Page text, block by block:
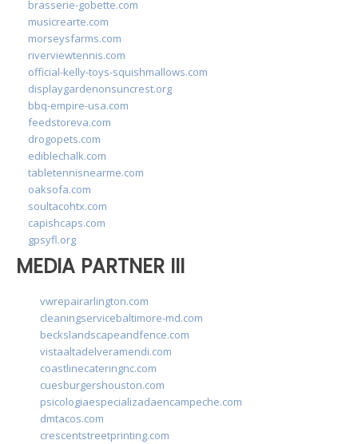
brasserie-gobette.com
musicrearte.com
morseysfarms.com
riverviewtennis.com
official-kelly-toys-squishmallows.com
displaygardenonsuncrest.org
bbq-empire-usa.com
feedstoreva.com
drogopets.com
ediblechalk.com
tabletennisnearme.com
oaksofa.com
soultacohtx.com
capishcaps.com
gpsyfl.org
MEDIA PARTNER III
vwrepairarlington.com
cleaningservicebaltimore-md.com
beckslandscapeandfence.com
vistaaltadelveramendi.com
coastlinecateringnc.com
cuesburgershouston.com
psicologiaespecializadaencampeche.com
dmtacos.com
crescentstreetprinting.com